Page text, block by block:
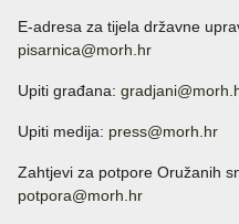
E-adresa za tijela državne
pisarnica@morh.hr
Upiti građana:
Upiti medija: press@morh.hr
Zahtjevi za potpore Oružanih
potpora@morh.hr